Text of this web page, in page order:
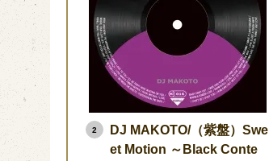
2
DJ MAKOTO/（紫盤）Swe
et Motion ～Black Conte